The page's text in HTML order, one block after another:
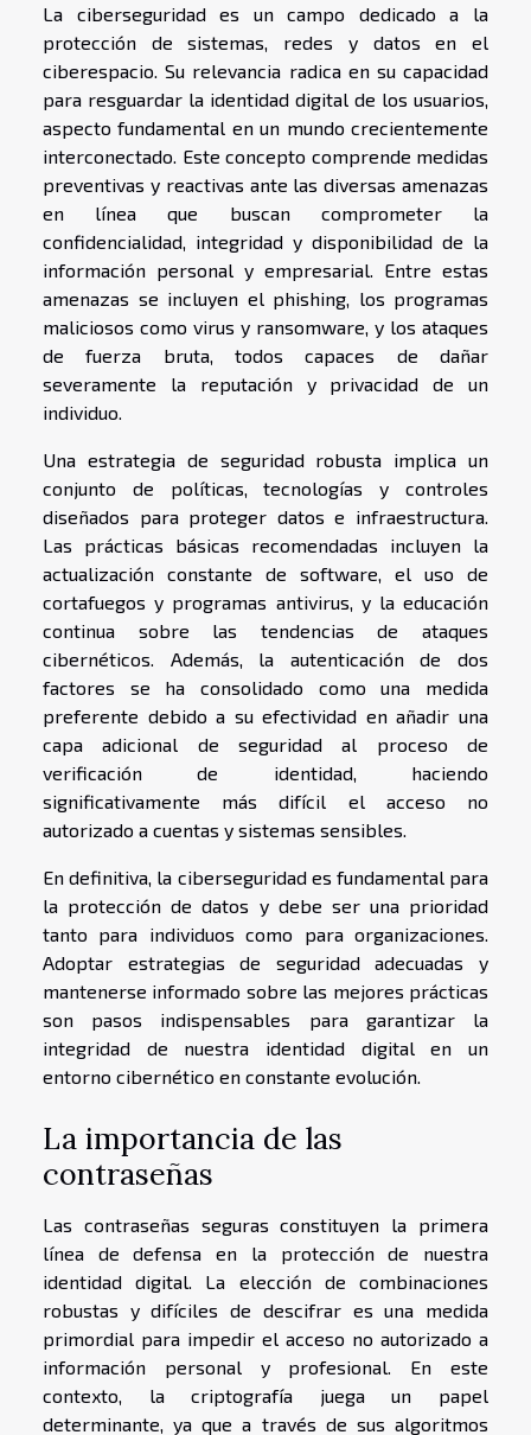
La ciberseguridad es un campo dedicado a la
protección de sistemas, redes y datos en el
ciberespacio. Su relevancia radica en su capacidad
para resguardar la identidad digital de los usuarios,
aspecto fundamental en un mundo crecientemente
interconectado. Este concepto comprende medidas
preventivas y reactivas ante las diversas amenazas
en línea que buscan comprometer la
confidencialidad, integridad y disponibilidad de la
información personal y empresarial. Entre estas
amenazas se incluyen el phishing, los programas
maliciosos como virus y ransomware, y los ataques
de fuerza bruta, todos capaces de dañar
severamente la reputación y privacidad de un
individuo.
Una estrategia de seguridad robusta implica un
conjunto de políticas, tecnologías y controles
diseñados para proteger datos e infraestructura.
Las prácticas básicas recomendadas incluyen la
actualización constante de software, el uso de
cortafuegos y programas antivirus, y la educación
continua sobre las tendencias de ataques
cibernéticos. Además, la autenticación de dos
factores se ha consolidado como una medida
preferente debido a su efectividad en añadir una
capa adicional de seguridad al proceso de
verificación de identidad, haciendo
significativamente más difícil el acceso no
autorizado a cuentas y sistemas sensibles.
En definitiva, la ciberseguridad es fundamental para
la protección de datos y debe ser una prioridad
tanto para individuos como para organizaciones.
Adoptar estrategias de seguridad adecuadas y
mantenerse informado sobre las mejores prácticas
son pasos indispensables para garantizar la
integridad de nuestra identidad digital en un
entorno cibernético en constante evolución.
La importancia de las
contraseñas
Las contraseñas seguras constituyen la primera
línea de defensa en la protección de nuestra
identidad digital. La elección de combinaciones
robustas y difíciles de descifrar es una medida
primordial para impedir el acceso no autorizado a
información personal y profesional. En este
contexto, la criptografía juega un papel
determinante, ya que a través de sus algoritmos